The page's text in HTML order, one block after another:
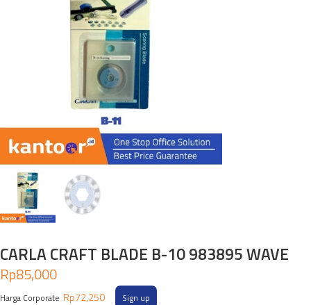
CARLA CRAFT BLADE B-10 983895 WAVE
Rp85,000
Harga Corporate Rp72,250 Sign up